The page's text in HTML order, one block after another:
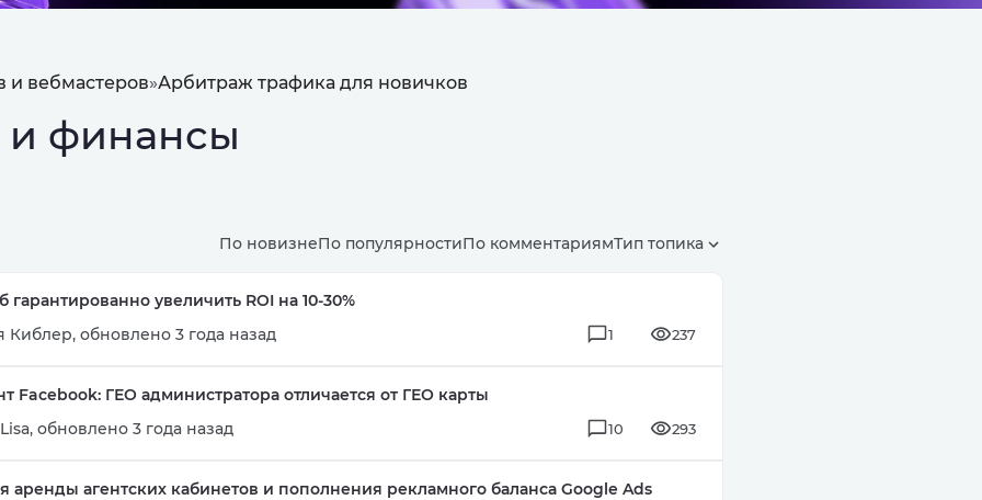
вебмастеров»Арбитраж трафика для новичков
и финансы
По новизнеПо популярностиПо комментариямТип топика
увеличить ROI на 10-30%
Киблер, обновлено 3 года назад 1 237
Facebook: ГЕО администратора отличается от ГЕО карты
Lisa, обновлено 3 года назад 10 293
аренды агентских кабинетов и пополнения рекламного баланса Google Ads